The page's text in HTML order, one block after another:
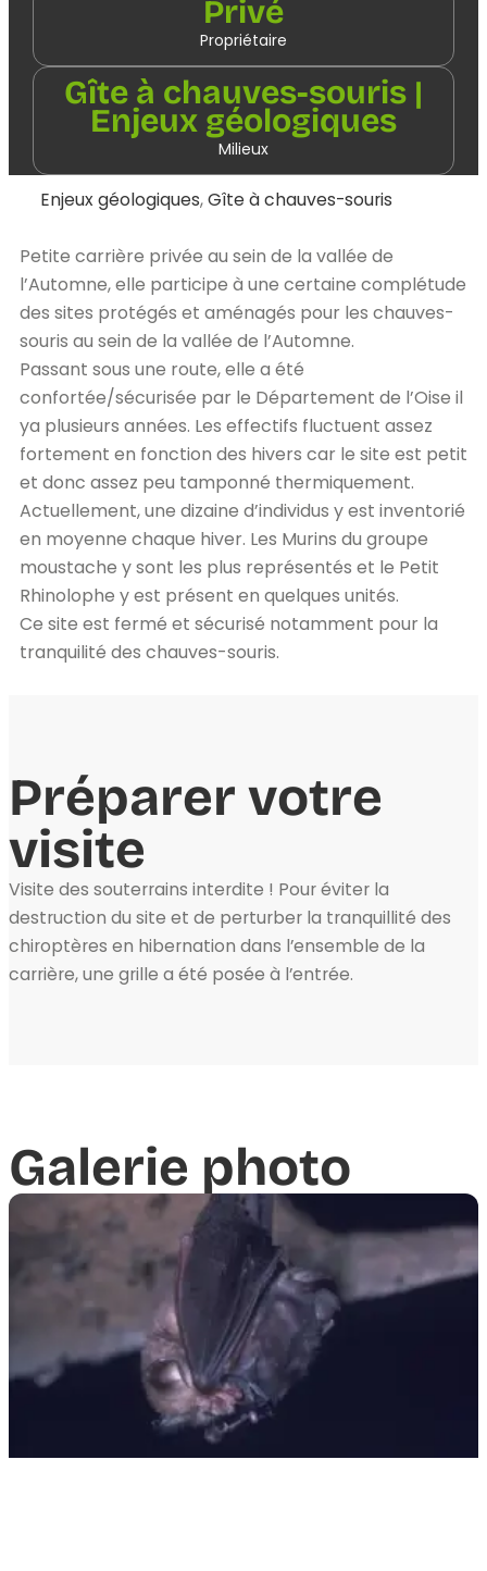
Privé
Propriétaire
Gîte à chauves-souris |
Enjeux géologiques
Milieux
Enjeux géologiques,Gîte à chauves-souris
Petite carrière privée au sein de la vallée de
l’Automne, elle participe à une certaine complétude
des sites protégés et aménagés pour les chauves-
souris au sein de la vallée de l’Automne.
Passant sous une route, elle a été
confortée/sécurisée par le Département de l’Oise il
ya plusieurs années. Les effectifs fluctuent assez
fortement en fonction des hivers car le site est petit
et donc assez peu tamponné thermiquement.
Actuellement, une dizaine d’individus y est inventorié
en moyenne chaque hiver. Les Murins du groupe
moustache y sont les plus représentés et le Petit
Rhinolophe y est présent en quelques unités.
Ce site est fermé et sécurisé notamment pour la
tranquilité des chauves-souris.
Préparer votre
visite
Visite des souterrains interdite ! Pour éviter la
destruction du site et de perturber la tranquillité des
chiroptères en hibernation dans l’ensemble de la
carrière, une grille a été posée à l’entrée.
Galerie photo